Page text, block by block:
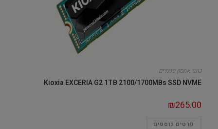
כונני אחסון פנימיים
Kioxia EXCERIA G2 1TB 2100/1700MBs SSD NVME
₪265.00
פרטים נוספים